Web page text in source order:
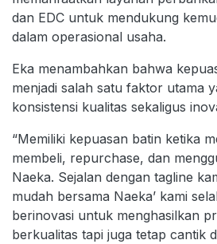
dan EDC untuk mendukung
dalam operasional usaha.
Eka menambahkan bahwa
menjadi salah satu faktor utama
konsistensi kualitas sekaligus
“Memiliki kepuasan batin ketika
membeli, repurchase, dan
Naeka. Sejalan dengan tagline
mudah bersama Naeka’ kami
berinovasi untuk menghasilkan
berkualitas tapi juga tetap cantik